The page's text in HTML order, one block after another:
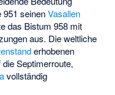
951 seinenVasallen
das Bistum 958 mit
aus. Die weltliche
erhobenen
Septimerroute,
vollständig